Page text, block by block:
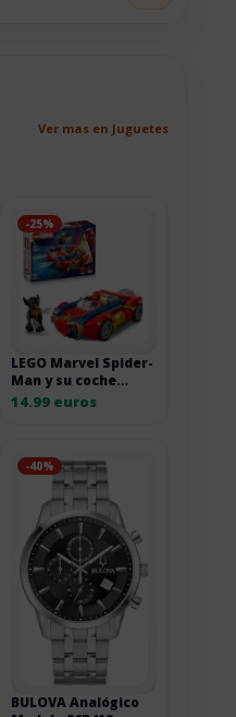
Ver mas en Juguetes
-25%
LEGO Marvel Spider-
Man y su coche
contra Wolverine
14.99 euros
-40%
BULOVA Analógico